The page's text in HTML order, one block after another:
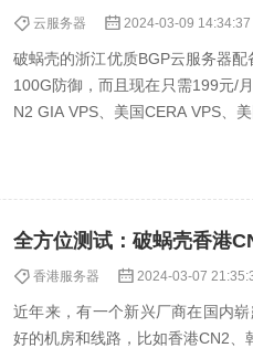
云服务器 2024-03-09 14:34:37
破蜗壳的浙江优质BGP云服务器
100G防御，而且现在只需199元/
N2 GIA VPS、美国CERA VPS、
全方位测试：破蜗壳香港
香港服务器 2024-03-07
近年来，有一个新兴厂商在国内
好的机房和线路，比如香港CN2